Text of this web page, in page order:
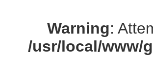
Warning:
/usr/local/www/